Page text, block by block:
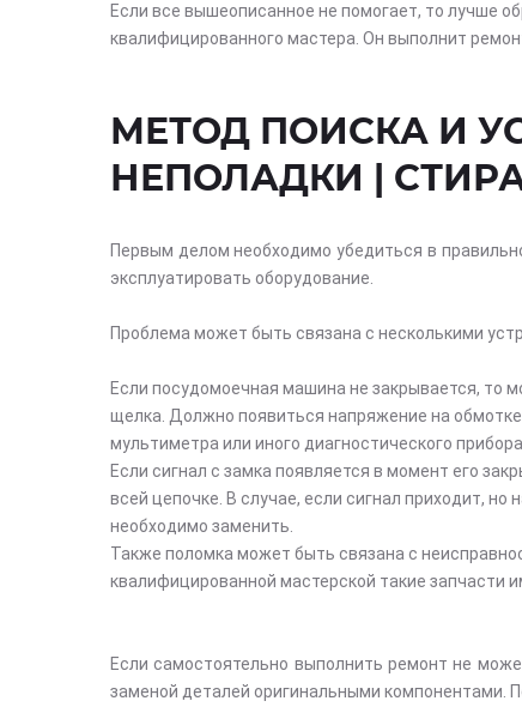
Если все вышеописанное не помогает, то лучше
квалифицированного мастера. Он выполнит
МЕТОД ПОИСКА И
НЕПОЛАДКИ |
Первым делом необходимо убедиться в
эксплуатировать оборудование.
Проблема может быть связана с несколькими
Если посудомоечная машина не закрывается, то
щелка. Должно появиться напряжение на обмотке
мультиметра или иного диагностического прибора.
Если сигнал с замка появляется в момент его
всей цепочке. В случае, если сигнал приходит,
необходимо заменить.
Также поломка может быть связана с
квалифицированной мастерской такие запчасти
Если самостоятельно выполнить ремонт не
заменой деталей оригинальными компонентами.